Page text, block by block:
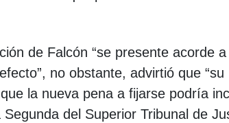
de Falcón “se presente acorde
no obstante, advirtió que “su
la nueva pena a fijarse podría
del Superior Tribunal de